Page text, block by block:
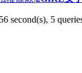
second(s), 5